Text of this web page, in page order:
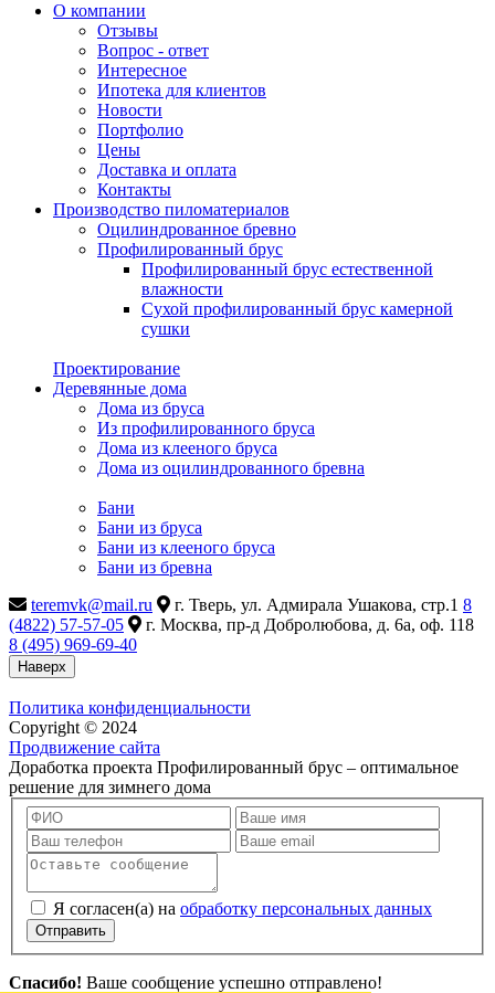
О компании
Отзывы
Вопрос - ответ
Интересное
Ипотека для клиентов
Новости
Портфолио
Цены
Доставка и оплата
Контакты
Производство пиломатериалов
Оцилиндрованное бревно
Профилированный брус
Профилированный брус естественной
влажности
Сухой профилированный брус камерной
сушки
Проектирование
Деревянные дома
Дома из бруса
Из профилированного бруса
Дома из клееного бруса
Дома из оцилиндрованного бревна
Бани
Бани из бруса
Бани из клееного бруса
Бани из бревна
teremvk@mail.ru
г. Тверь, ул. Адмирала Ушакова, стр.1 8
(4822) 57-57-05
г. Москва, пр-д Добролюбова, д. 6а, оф. 118
8 (495) 969-69-40
Наверх
Политика конфиденциальности
Copyright © 2024
Продвижение сайта
Доработка проекта Профилированный брус – оптимальное
решение для зимнего дома
Я согласен(а) на обработку персональных данных
Отправить
Спасибо! Ваше сообщение успешно отправлено!